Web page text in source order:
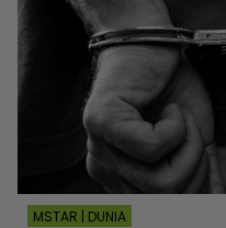
MSTAR | DUNIA